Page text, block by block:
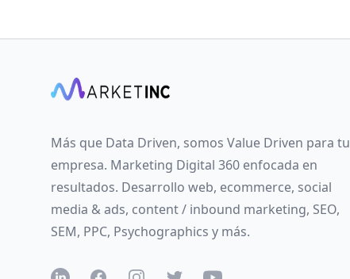
Más que Data Driven, somos Value Driven para tu
empresa. Marketing Digital 360 enfocada en
resultados. Desarrollo web, ecommerce, social
media & ads, content / inbound marketing, SEO,
SEM, PPC, Psychographics y más.